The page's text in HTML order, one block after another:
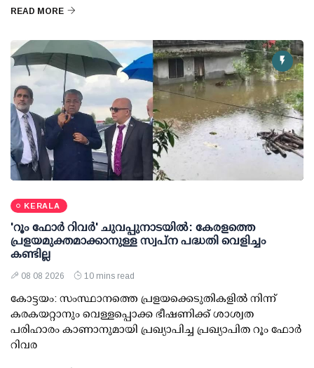
READ MORE
KERALA
'റൂം ഫോര്‍ റിവര്‍' ചുവപ്പുനാടയില്‍: കേരളത്തെ
പ്രളയമുക്തമാക്കാനുള്ള സ്വപ്ന പദ്ധതി വെളിച്ചം
കണ്ടില്ല
08 08 2026 10 mins read
കോട്ടയം: സംസ്ഥാനത്തെ പ്രളയക്കെടുതികളില്‍ നിന്ന്
കരകയറ്റാനും വെള്ളപ്പൊക്ക ഭീഷണിക്ക് ശാശ്വത
പരിഹാരം കാണാനുമായി പ്രഖ്യാപിച്ച പ്രഖ്യാപിത റൂം ഫോര്‍
റിവര